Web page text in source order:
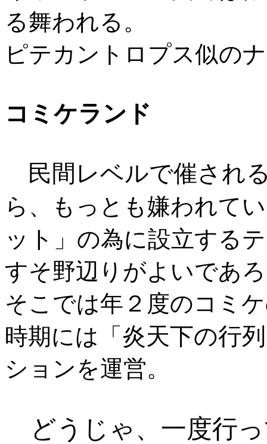
る舞われる。
ピテカントロプス似の
コミケランド
民間レベルで催され
ら、もっとも嫌われて
ット 」の為に設立する
すそ野辺りがよいであ
そこでは年２度のコミ
時期には「 炎天下の行列
ションを運営。
どうじゃ、一度行